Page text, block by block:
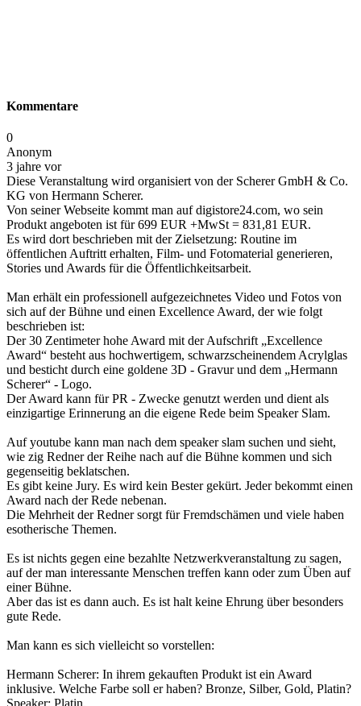
Kommentare
0
Anonym
3 jahre vor
Diese Veranstaltung wird organisiert von der Scherer GmbH & Co.
KG von Hermann Scherer.
Von seiner Webseite kommt man auf digistore24.com, wo sein
Produkt angeboten ist für 699 EUR +MwSt = 831,81 EUR.
Es wird dort beschrieben mit der Zielsetzung: Routine im
öffentlichen Auftritt erhalten, Film- und Fotomaterial generieren,
Stories und Awards für die Öffentlichkeitsarbeit.
Man erhält ein professionell aufgezeichnetes Video und Fotos von
sich auf der Bühne und einen Excellence Award, der wie folgt
beschrieben ist:
Der 30 Zentimeter hohe Award mit der Aufschrift „Excellence
Award“ besteht aus hochwertigem, schwarzscheinendem Acrylglas
und besticht durch eine goldene 3D - Gravur und dem „Hermann
Scherer“ - Logo.
Der Award kann für PR - Zwecke genutzt werden und dient als
einzigartige Erinnerung an die eigene Rede beim Speaker Slam.
Auf youtube kann man nach dem speaker slam suchen und sieht,
wie zig Redner der Reihe nach auf die Bühne kommen und sich
gegenseitig beklatschen.
Es gibt keine Jury. Es wird kein Bester gekürt. Jeder bekommt einen
Award nach der Rede nebenan.
Die Mehrheit der Redner sorgt für Fremdschämen und viele haben
esotherische Themen.
Es ist nichts gegen eine bezahlte Netzwerkveranstaltung zu sagen,
auf der man interessante Menschen treffen kann oder zum Üben auf
einer Bühne.
Aber das ist es dann auch. Es ist halt keine Ehrung über besonders
gute Rede.
Man kann es sich vielleicht so vorstellen:
Hermann Scherer: In ihrem gekauften Produkt ist ein Award
inklusive. Welche Farbe soll er haben? Bronze, Silber, Gold, Platin?